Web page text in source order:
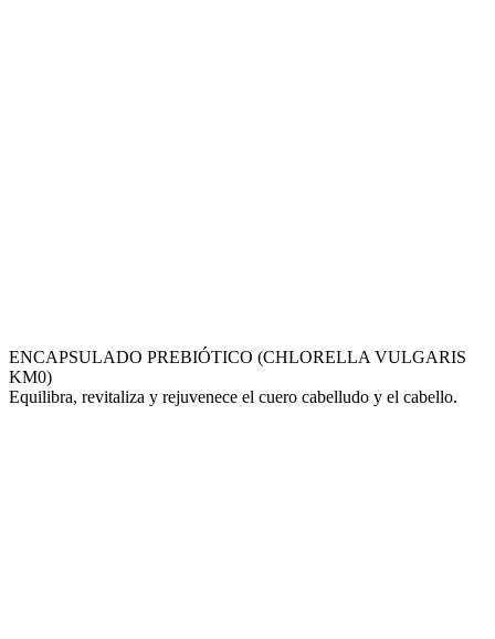
ENCAPSULADO PREBIÓTICO (CHLORELLA VULGARIS
KM0)
Equilibra, revitaliza y rejuvenece el cuero cabelludo y el cabello.